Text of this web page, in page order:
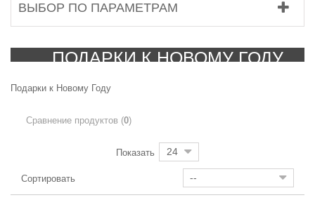
ВЫБОР ПО ПАРАМЕТРАМ
ПОДАРКИ К НОВОМУ ГОДУ
Подарки к Новому Году
Сравнение продуктов (0)
Показать 24
Сортировать --